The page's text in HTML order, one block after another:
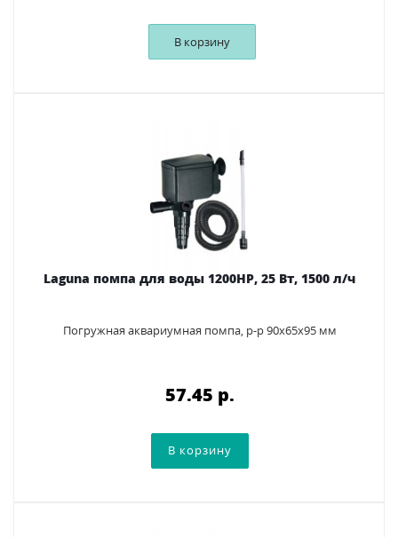
В корзину
Laguna помпа для воды 1200HP, 25 Вт, 1500 л/ч
Погружная аквариумная помпа, р-р 90х65х95 мм
57.45 p.